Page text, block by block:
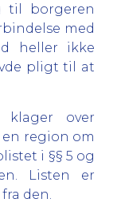
til borgeren
med
heller ikke
pligt til at
klager over
region om
i §§ 5 og
Listen er
den.